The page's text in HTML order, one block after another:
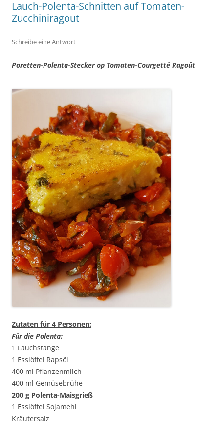
Lauch-Polenta-Schnitten auf Tomaten-
Zucchiniragout
Schreibe eine Antwort
Poretten-Polenta-Stecker op Tomaten-Courgettë Ragoût
Zutaten für 4 Personen:
Für die Polenta:
1 Lauchstange
1 Esslöffel Rapsöl
400 ml Pflanzenmilch
400 ml Gemüsebrühe
200 g Polenta-Maisgrieß
1 Esslöffel Sojamehl
Kräutersalz